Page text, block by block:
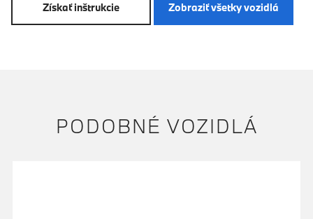
Získať inštrukcie Zobraziť všetky vozidlá
PODOBNÉ VOZIDLÁ